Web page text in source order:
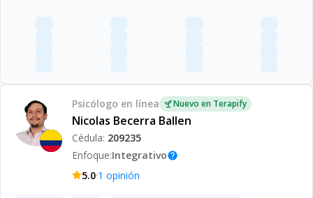
Psicólogo en línea Nuevo en Terapify
Nicolas Becerra Ballen
Cédula: 209235
Enfoque:Integrativohelp
5.0·1 opinión